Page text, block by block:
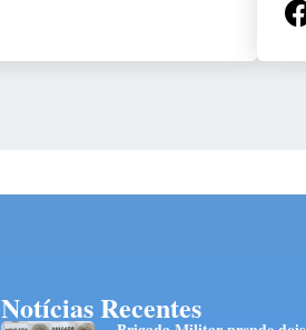
Notícias Recentes